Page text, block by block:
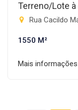
Terreno/Lote
Rua Cacildo
1550 M²
Mais informações